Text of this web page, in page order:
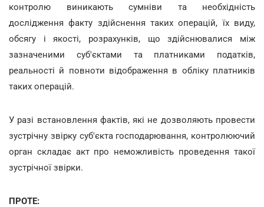
контролю виникають сумніви та необхідність
дослідження факту здійснення таких операцій, їх виду,
обсягу і якості, розрахунків, що здійснювалися між
зазначеними суб'єктами та платниками податків,
реальності й повноти відображення в обліку платників
таких операцій.
У разі встановлення фактів, які не дозволяють провести
зустрічну звірку суб'єкта господарювання, контролюючий
орган складає акт про неможливість проведення такої
зустрічної звірки.
ПРОТЕ: